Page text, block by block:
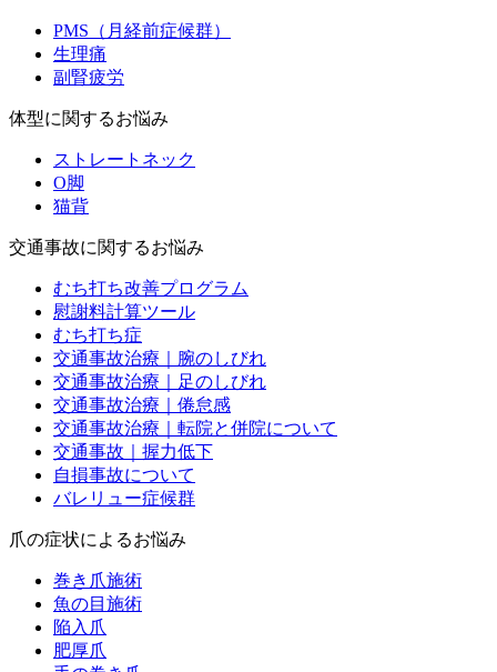
PMS（月経前症候群）
生理痛
副腎疲労
体型に関するお悩み
ストレートネック
O脚
猫背
交通事故に関するお悩み
むち打ち改善プログラム
慰謝料計算ツール
むち打ち症
交通事故治療｜腕のしびれ
交通事故治療｜足のしびれ
交通事故治療｜倦怠感
交通事故治療｜転院と併院について
交通事故｜握力低下
自損事故について
バレリュー症候群
爪の症状によるお悩み
巻き爪施術
魚の目施術
陥入爪
肥厚爪